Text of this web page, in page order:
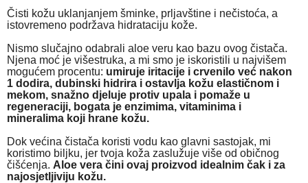
Čisti kožu uklanjanjem šminke, prljavštine i nečistoća, a
istovremeno podržava hidrataciju kože.
Nismo slučajno odabrali aloe veru kao bazu ovog čistača.
Njena moć je višestruka, a mi smo je iskoristili u najvišem
mogućem procentu: umiruje iritacije i crvenilo već nakon
1 dodira, dubinski hidrira i ostavlja kožu elastičnom i
mekom, snažno djeluje protiv upala i pomaže u
regeneraciji, bogata je enzimima, vitaminima i
mineralima koji hrane kožu.
Dok većina čistača koristi vodu kao glavni sastojak, mi
koristimo biljku, jer tvoja koža zaslužuje više od običnog
čišćenja. Aloe vera čini ovaj proizvod idealnim čak i za
najosjetljiviju kožu.